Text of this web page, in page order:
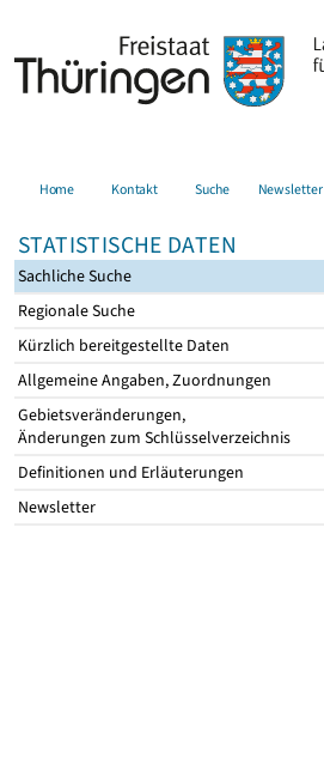
Home Kontakt Suche Newsletter
STATISTISCHE DATEN
Sachliche Suche
Regionale Suche
Kürzlich bereitgestellte Daten
Allgemeine Angaben, Zuordnungen
Gebietsveränderungen,
Änderungen zum Schlüsselverzeichnis
Definitionen und Erläuterungen
Newsletter